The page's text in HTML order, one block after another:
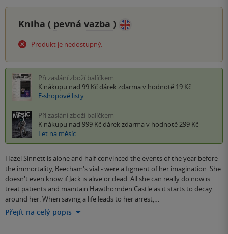
Kniha ( pevná vazba )
Produkt je nedostupný.
Při zaslání zboží balíčkem
K nákupu nad 99 Kč dárek zdarma v hodnotě 19 Kč
E-shopové listy
Při zaslání zboží balíčkem
K nákupu nad 999 Kč dárek zdarma v hodnotě 299 Kč
Let na měsíc
Hazel Sinnett is alone and half-convinced the events of the year before -
the immortality, Beecham's vial - were a figment of her imagination. She
doesn't even know if Jack is alive or dead. All she can really do now is
treat patients and maintain Hawthornden Castle as it starts to decay
around her. When saving a life leads to her arrest,…
Přejít na celý popis